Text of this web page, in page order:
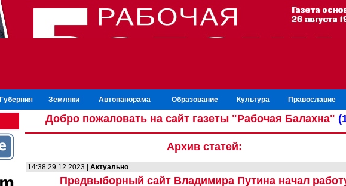
Губерния Земляки Автопанорама Образование Культура Православие
Добро пожаловать на сайт газеты "Рабочая Балахна"
Архив статей:
14:38 29.12.2023 | Актуально
Предвыборный сайт Владимира Путина начал